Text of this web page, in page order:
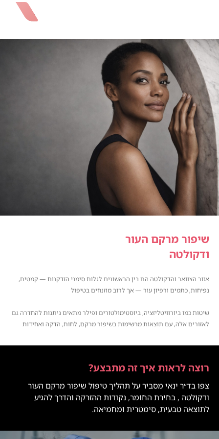
SKIN & DÉCOLLETAGE
RADIANCE
RESTORED
שיפור מרקם העור
ודקולטה
אזור הצוואר והדקולטה הם בין הראשונים לגלות סימני הזדקנות — קמטים,
נפיחות, כתמים ורפיון עור — אך לרוב מוזנחים בטיפול
שיטות כמו ביורוויטליזציה, ביוסטימולטורים ופילר מתאים ניתנות להחדרה גם
לאזורים אלה, עם תוצאות מרשימות בשיפור מרקם, לחות, הדקה ואחידות
רוצה לראות איך זה מתבצע?
צפו בד״ר ינאי מסביר על תהליך טיפול שיפור מרקם העור
ודקולטה , בחירת החומר, נקודות ההזרקה והדרך להגיע
לתוצאה טבעית, סימטרית ומחמיאה.